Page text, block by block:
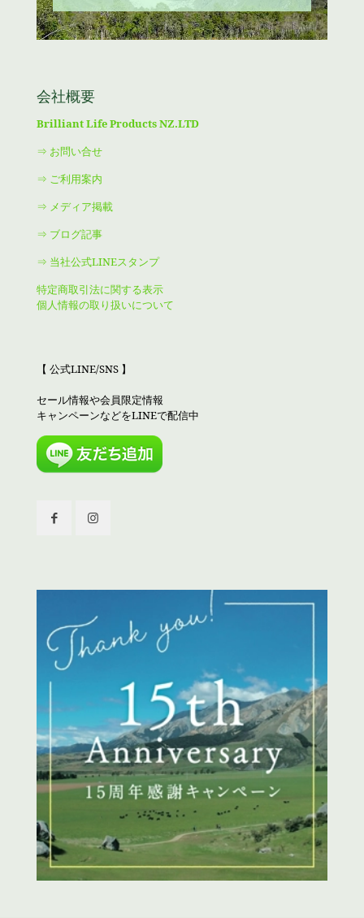
会社概要
Brilliant Life Products NZ.LTD
⇒ お問い合せ
⇒ ご利用案内
⇒ メディア掲載
⇒ ブログ記事
⇒ 当社公式LINEスタンプ
特定商取引法に関する表示
個人情報の取り扱いについて
【 公式LINE/SNS 】
セール情報や会員限定情報
キャンペーンなどをLINEで配信中